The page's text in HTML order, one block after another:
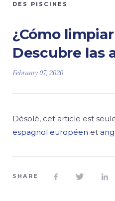
DES PISCINES
¿Cómo
Descubre las
February 07, 2020
Désolé, cet article est
espagnol européen et
SHARE   